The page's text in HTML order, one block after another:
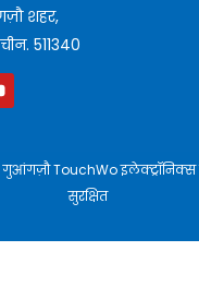
शहर,
511340
TouchWo इलेक्ट्रॉनिक्स
सुरक्षित